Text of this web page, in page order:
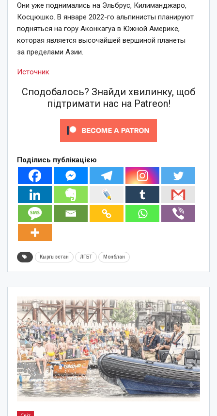
Они уже поднимались на Эльбрус, Килиманджаро,
Косцюшко. В январе 2022-го альпинисты планируют
подняться на гору Аконкагуа в Южной Америке,
которая является высочайшей вершиной планеты
за пределами Азии.
Источник
Сподобалось? Знайди хвилинку, щоб
підтримати нас на Patreon!
Поділись публікацією
Кыргызстан ЛГБТ Монблан